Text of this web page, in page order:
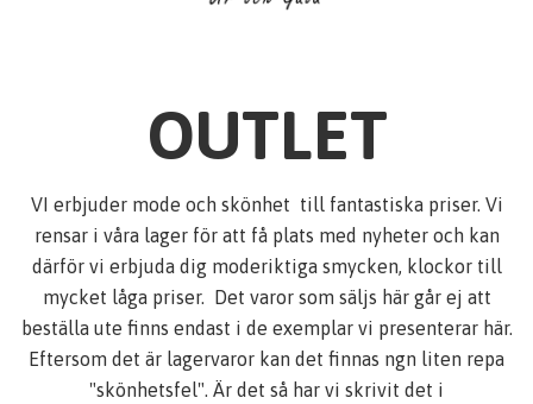
OUTLET
VI erbjuder mode och skönhet till fantastiska priser. Vi
rensar i våra lager för att få plats med nyheter och kan
därför vi erbjuda dig moderiktiga smycken, klockor till
mycket låga priser. Det varor som säljs här går ej att
beställa ute finns endast i de exemplar vi presenterar här.
Eftersom det är lagervaror kan det finnas ngn liten repa
"skönhetsfel". Är det så har vi skrivit det i